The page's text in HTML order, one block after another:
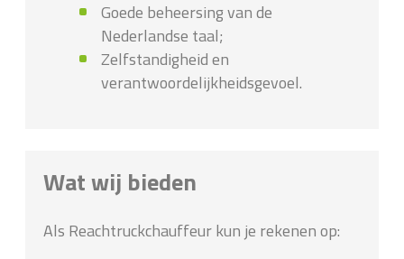
Goede beheersing van de
Nederlandse taal;
Zelfstandigheid en
verantwoordelijkheidsgevoel.
Wat wij bieden
Als Reachtruckchauffeur kun je rekenen op: